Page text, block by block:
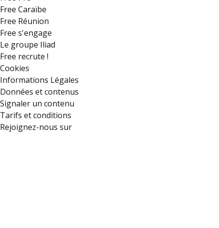
Free Caraïbe
Free Réunion
Free s'engage
Le groupe Iliad
Free recrute !
Cookies
Informations Légales
Données et contenus
Signaler un contenu
Tarifs et conditions
Rejoignez-nous sur